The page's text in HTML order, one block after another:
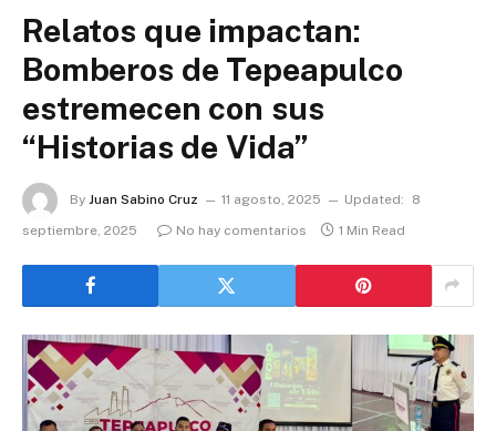
Relatos que impactan:
Bomberos de Tepeapulco
estremecen con sus
“Historias de Vida”
By Juan Sabino Cruz 11 agosto, 2025 Updated:
8
septiembre, 2025
No hay comentarios 1 Min Read